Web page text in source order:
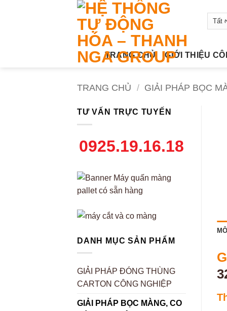
TRANG CHỦ
GIỚI THIỆU
TRANG CHỦ / GIẢI PHÁP BỌC
TƯ VẤN TRỰC TUYẾN
0925.19.16.18
DANH MỤC SẢN PHẨM
GIẢI PHÁP ĐÓNG THÙNG
CARTON CÔNG NGHIỆP
GIẢI PHÁP BỌC MÀNG, CO